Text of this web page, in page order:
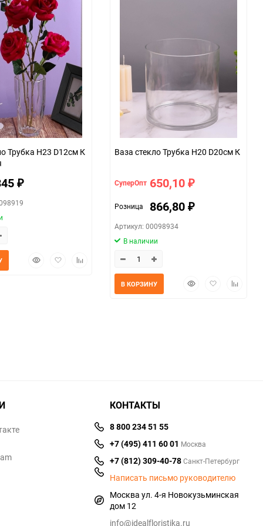
Трубка H23 D12см К
₽
БыстрыйДобавитьДобавить
Ваза стекло Трубка H20 D20см К
СуперОпт 650,10 ₽
Розница 866,80 ₽
Артикул: 00098934
В наличии
БыстрыйДобавить
В КОРЗИНУ
КОНТАКТЫ
8 800 234 51 55
+7 (495) 411 60 01 Москва
+7 (812) 309-40-78Санкт-Петербург
Написать письмо руководителю
Москва ул. 4-я Новокузьминская
дом 12
info@idealfloristika.ru